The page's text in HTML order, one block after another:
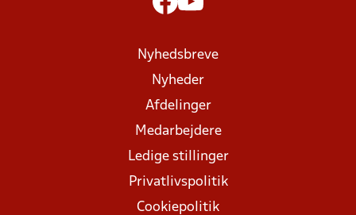
Nyhedsbreve
Nyheder
Afdelinger
Medarbejdere
Ledige stillinger
Privatlivspolitik
Cookiepolitik